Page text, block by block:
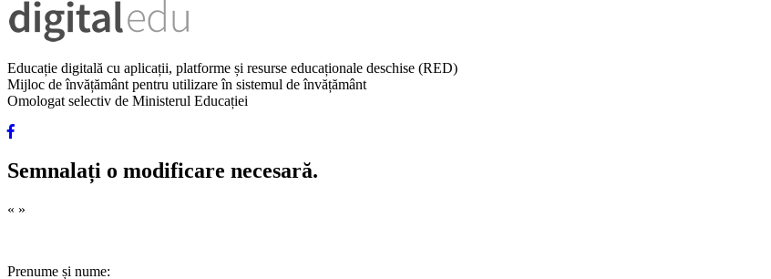
Educație digitală cu aplicații, platforme și resurse educaționale deschise (RED)
Mijloc de învățământ pentru utilizare în sistemul de învățământ
Omologat selectiv de Ministerul Educației
Semnalați o modificare necesară.
« »
Prenume și nume: